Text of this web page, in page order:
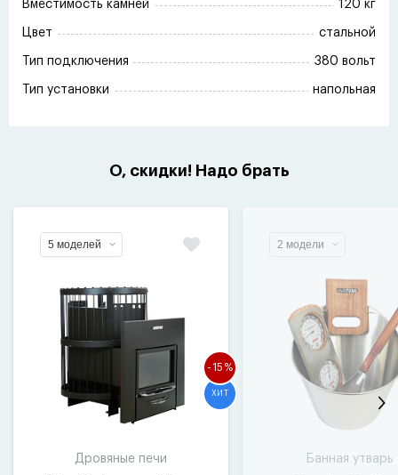
Вместимость камней 120 кг
Цвет стальной
Тип подключения 380 вольт
Тип установки напольная
О, скидки! Надо брать
5 моделей
-15%
ХИТ
Дровяные печи
2 модели
Банная утварь